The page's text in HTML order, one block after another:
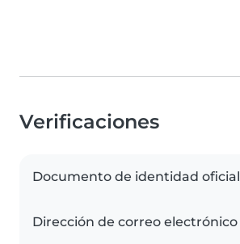
Verificaciones
Documento de identidad oficial
Dirección de correo electrónico